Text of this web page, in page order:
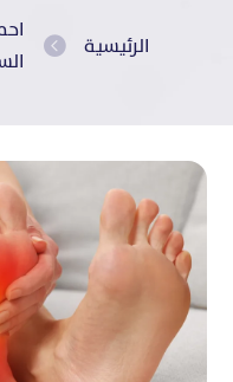
الرئيسية 